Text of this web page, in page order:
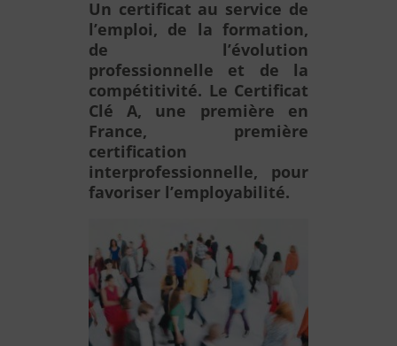
Un certificat au service de
l’emploi, de la formation,
de l’évolution
professionnelle et de la
compétitivité. Le Certificat
Clé A, une première en
France, première
certification
interprofessionnelle, pour
favoriser l’employabilité.